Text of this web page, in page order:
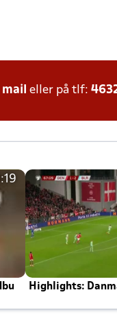
mail eller på tlf:
Highlights: